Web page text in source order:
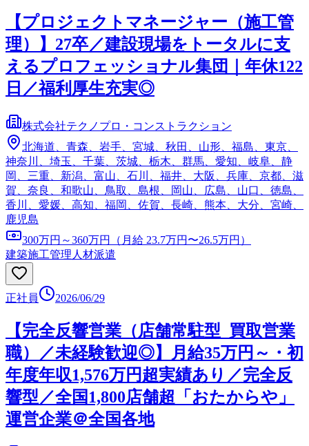
【プロジェクトマネージャー（施工管
理）】27卒／建設現場をトータルに支
えるプロフェッショナル集団｜年休122
日／福利厚生充実◎
株式会社テクノプロ・コンストラクション
北海道、青森、岩手、宮城、秋田、山形、福島、東京、
神奈川、埼玉、千葉、茨城、栃木、群馬、愛知、岐阜、静
岡、三重、新潟、富山、石川、福井、大阪、兵庫、京都、滋
賀、奈良、和歌山、鳥取、島根、岡山、広島、山口、徳島、
香川、愛媛、高知、福岡、佐賀、長崎、熊本、大分、宮崎、
鹿児島
300万円～360万円（月給 23.7万円〜26.5万円）
建築施工管理 人材派遣
正社員 2026/06/29
【完全反響営業（店舗常駐型_買取営業
職）／未経験歓迎◎】月給35万円～・初
年度年収1,576万円超実績あり／完全反
響型／全国1,800店舗超「おたからや」
運営企業＠全国各地